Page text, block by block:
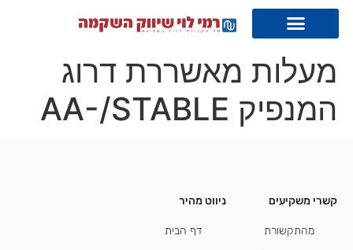
מעלות מאשררת דרוג
המנפיק AA-/STABLE
קשרי משקיעים
מהתקשורת
ניווט מהיר
דף הבית